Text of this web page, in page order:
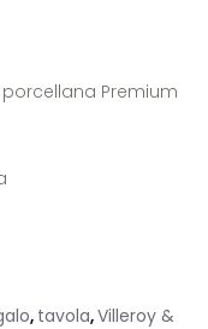
Premium
, tavola,Villeroy &